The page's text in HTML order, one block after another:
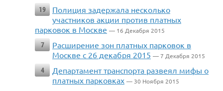
19
Полиция задержала несколько
участников акции против платных
парковок в Москве — 16 Декабря 2015
7
Расширение зон платных парковок в
Москве с 26 декабря 2015 — 7 Декабря 2015
4
Департамент транспорта развеял мифы о
платных парковках — 30 Ноября 2015